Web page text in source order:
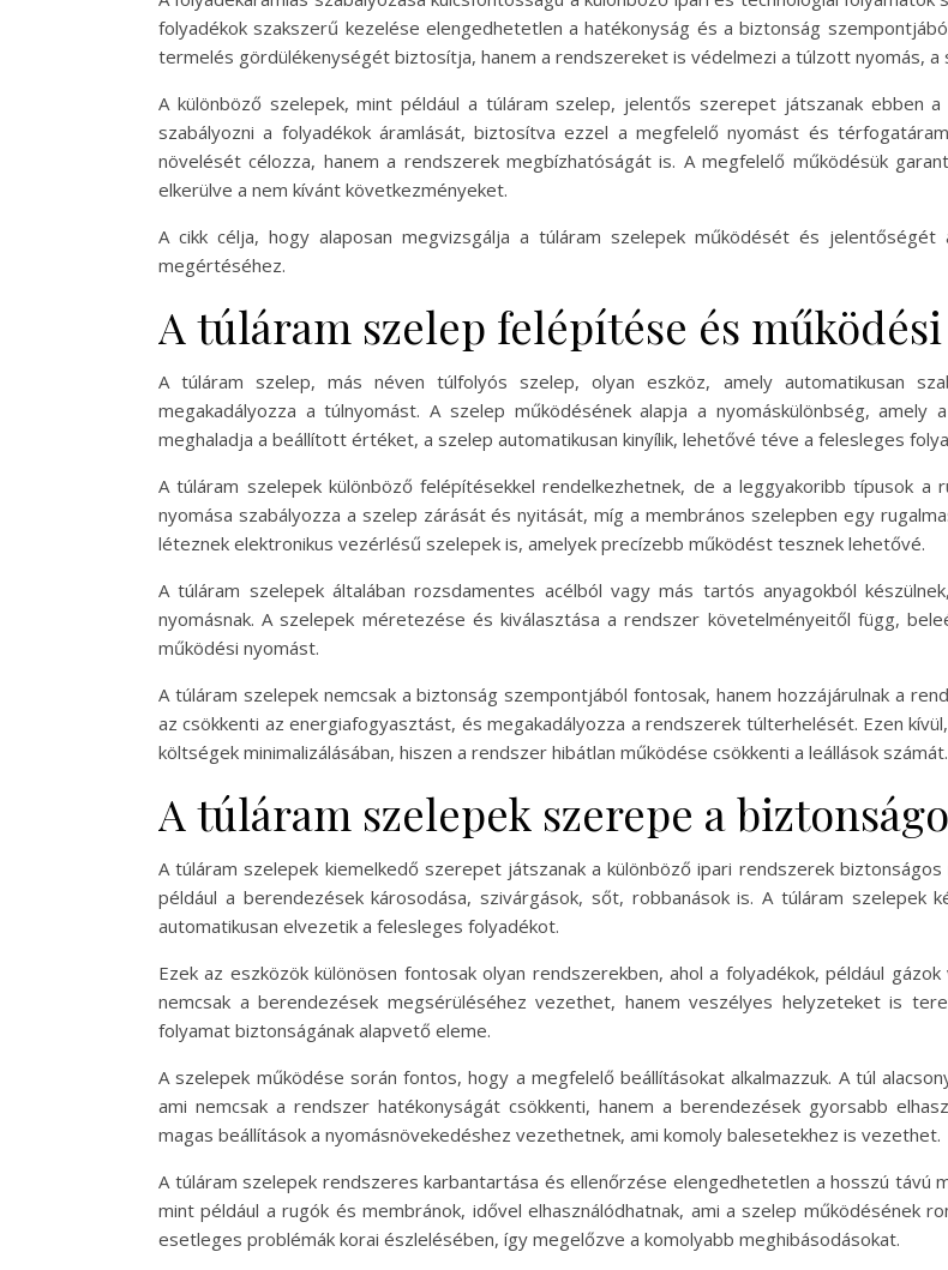
folyadékok szakszerű kezelése elengedhetetlen a hatékonyság és a biztonság
termelés gördülékenységét biztosítja, hanem a rendszereket is védelmezi a túlzott nyomás,
A különböző szelepek, mint például a túláram szelep, jelentős szerepet játszanak ebben
szabályozni a folyadékok áramlását, biztosítva ezzel a megfelelő nyomást és
növelését célozza, hanem a rendszerek megbízhatóságát is. A megfelelő működésük
elkerülve a nem kívánt következményeket.
A cikk célja, hogy alaposan megvizsgálja a túláram szelepek működését és
megértéséhez.
A túláram szelep felépítése és
A túláram szelep, más néven túlfolyós szelep, olyan eszköz, amely automatikusan
megakadályozza a túlnyomást. A szelep működésének alapja a nyomáskülönbség,
meghaladja a beállított értéket, a szelep automatikusan kinyílik, lehetővé téve a felesleges
A túláram szelepek különböző felépítésekkel rendelkezhetnek, de a leggyakoribb típusok
nyomása szabályozza a szelep zárását és nyitását, míg a membrános szelepben egy
léteznek elektronikus vezérlésű szelepek is, amelyek precízebb működést tesznek lehetővé.
A túláram szelepek általában rozsdamentes acélból vagy más tartós anyagokból
nyomásnak. A szelepek méretezése és kiválasztása a rendszer követelményeitől függ,
működési nyomást.
A túláram szelepek nemcsak a biztonság szempontjából fontosak, hanem hozzájárulnak a
az csökkenti az energiafogyasztást, és megakadályozza a rendszerek túlterhelését. Ezen
költségek minimalizálásában, hiszen a rendszer hibátlan működése csökkenti a leállások számát.
A túláram szelepek szerepe a
A túláram szelepek kiemelkedő szerepet játszanak a különböző ipari rendszerek
például a berendezések károsodása, szivárgások, sőt, robbanások is. A túláram szelepek
automatikusan elvezetik a felesleges folyadékot.
Ezek az eszközök különösen fontosak olyan rendszerekben, ahol a folyadékok, például
nemcsak a berendezések megsérüléséhez vezethet, hanem veszélyes helyzeteket is
folyamat biztonságának alapvető eleme.
A szelepek működése során fontos, hogy a megfelelő beállításokat alkalmazzuk. A túl
ami nemcsak a rendszer hatékonyságát csökkenti, hanem a berendezések gyorsabb
magas beállítások a nyomásnövekedéshez vezethetnek, ami komoly balesetekhez is vezethet.
A túláram szelepek rendszeres karbantartása és ellenőrzése elengedhetetlen a hosszú távú
mint például a rugók és membránok, idővel elhasználódhatnak, ami a szelep működésének
esetleges problémák korai észlelésében, így megelőzve a komolyabb meghibásodásokat.